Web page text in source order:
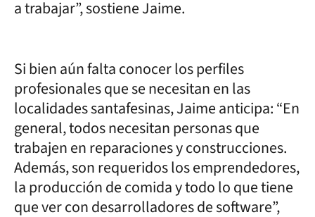
a trabajar”, sostiene Jaime.
Si bien aún falta conocer los perfiles
profesionales que se necesitan en las
localidades santafesinas, Jaime anticipa: “En
general, todos necesitan personas que
trabajen en reparaciones y construcciones.
Además, son requeridos los emprendedores,
la producción de comida y todo lo que tiene
que ver con desarrolladores de software”,